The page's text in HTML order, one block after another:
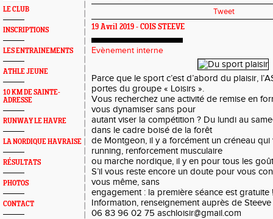
LE CLUB
INSCRIPTIONS
LES ENTRAINEMENTS
ATHLE JEUNE
10 KM DE SAINTE-
ADRESSE
RUNWAY LE HAVRE
LA NORDIQUE HAVRAISE
RÉSULTATS
PHOTOS
CONTACT
Tweet
19 Avril 2019 - COIS STEEVE
Evènement interne
Parce que le sport c’est d’abord du plaisir,
portes du groupe « Loisirs ».
Vous recherchez une activité de remise en
vous dynamiser sans pour
autant viser la compétition ? Du lundi au
dans le cadre boisé de la forêt
de Montgeon, il y a forcément un créneau
running, renforcement musculaire
ou marche nordique, il y en pour tous les
S’il vous reste encore un doute pour vous
vous même, sans
engagement : la première séance est gratuite !
Information, renseignement auprès de Steeve
06 83 96 02 75 aschloisir@gmail.com